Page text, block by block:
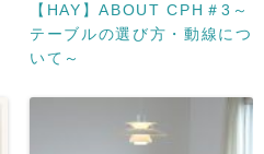
【HAY】ABOUT CPH＃3～
テーブルの選び方・動線につ
いて～